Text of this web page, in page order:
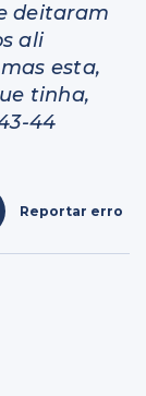
deitaram
ali
esta,
tinha,
44
Reportar erro